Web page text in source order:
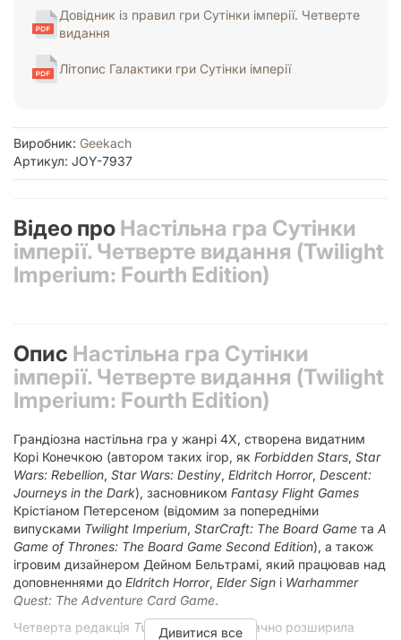
Довідник із правил гри Сутінки імперії. Четверте
видання
Літопис Галактики гри Сутінки імперії
Виробник: Geekach
Артикул: JOY-7937
Відео про Настільна гра Сутінки
імперії. Четверте видання (Twilight
Imperium: Fourth Edition)
Опис Настільна гра Сутінки
імперії. Четверте видання (Twilight
Imperium: Fourth Edition)
Грандіозна настільна гра у жанрі 4X, створена видатним
Корі Конечкою (автором таких ігор, як Forbidden Stars, Star
Wars: Rebellion, Star Wars: Destiny, Eldritch Horror, Descent:
Journeys in the Dark), засновником Fantasy Flight Games
Крістіаном Петерсеном (відомим за попередніми
випусками Twilight Imperium, StarCraft: The Board Game та A
Game of Thrones: The Board Game Second Edition), а також
ігровим дизайнером Дейном Бельтрамі, який працював над
доповненнями до Eldritch Horror, Elder Sign і Warhammer
Quest: The Adventure Card Game.
Четверта редакція Twilight Imperium значно розширила
Дивитися все